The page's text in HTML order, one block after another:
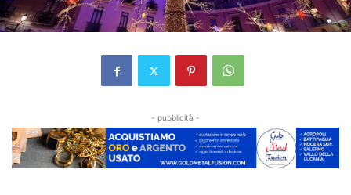
- pubblicità -